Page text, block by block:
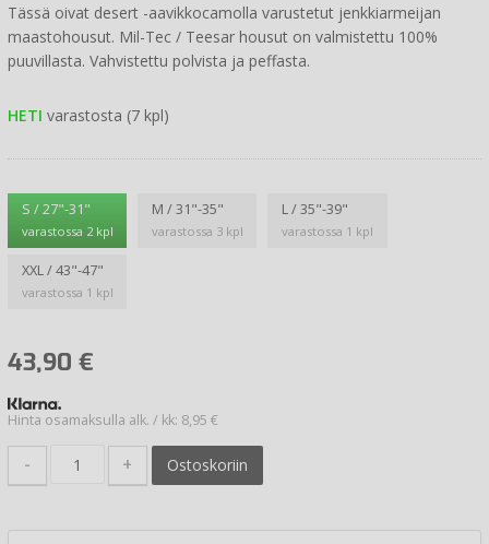
Tässä oivat desert -aavikkocamolla varustetut jenkkiarmeijan
maastohousut. Mil-Tec / Teesar housut on valmistettu 100%
puuvillasta. Vahvistettu polvista ja peffasta.
HETI varastosta (7 kpl)
S / 27"-31"
varastossa 2 kpl
M / 31"-35"
varastossa 3 kpl
L / 35"-39"
varastossa 1 kpl
XXL / 43"-47"
varastossa 1 kpl
43,90 €
Hinta osamaksulla alk. / kk: 8,95 €
- + Ostoskoriin